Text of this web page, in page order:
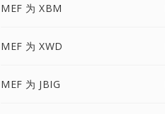
MEF 为 XBM
MEF 为 XWD
MEF 为 JBIG